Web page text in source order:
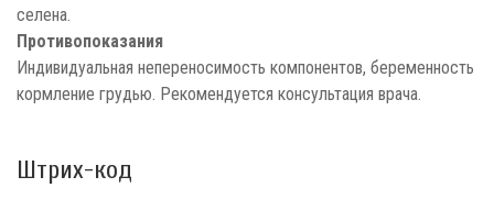
селена.
Противопоказания
Индивидуальная непереносимость компонентов, беременность
кормление грудью. Рекомендуется консультация врача.
Штрих-код